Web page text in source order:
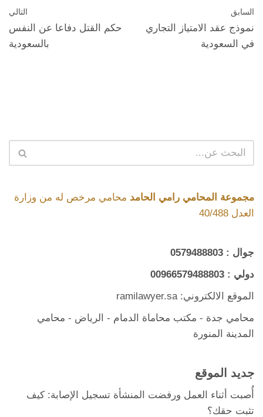
السابق
نموذج عقد الامتياز التجاري
في السعودية
التالي
حكم القتل دفاعا عن النفس
بالسعودية
مجموعة المحامي رامي الحامد محامي مرخص له من وزارة
العدل 40/488
جوال : 0579488803
دولي : 00966579488803
الموقع الالكتروني: ramilawyer.sa
محامي جدة - مكتب محاماة الدمام - الرياض - محامي
المدينة المنورة
جديد الموقع
أُصبت أثناء العمل ورفضت المنشأة تسجيل الإصابة: كيف
تثبت حقك؟